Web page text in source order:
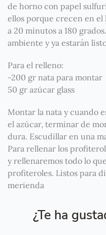
de horno con papel
ellos porque crecen en el
a 20 minutos a 180
ambiente y ya estarán
Para el relleno:
-200 gr nata para montar
50 gr azúcar glass
Montar la nata y cuando
el azúcar, terminar de
dura. Escudillar en una
Para rellenar los
y rellenaremos todo lo
profiteroles. Listos para
merienda
¿Te ha